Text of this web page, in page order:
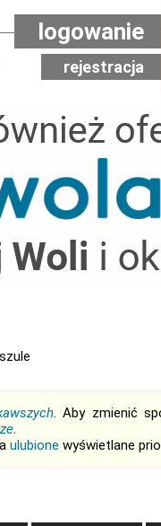
logowanie
rejestracja
. Aby zmienić
.
ulubione wyświetlane